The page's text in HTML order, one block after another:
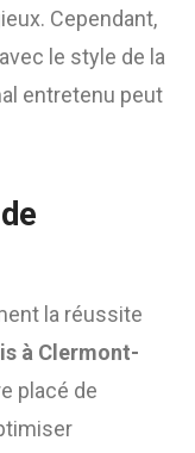
Cependant,
le style de la
entretenu peut
la réussite
à Clermont-
placé de